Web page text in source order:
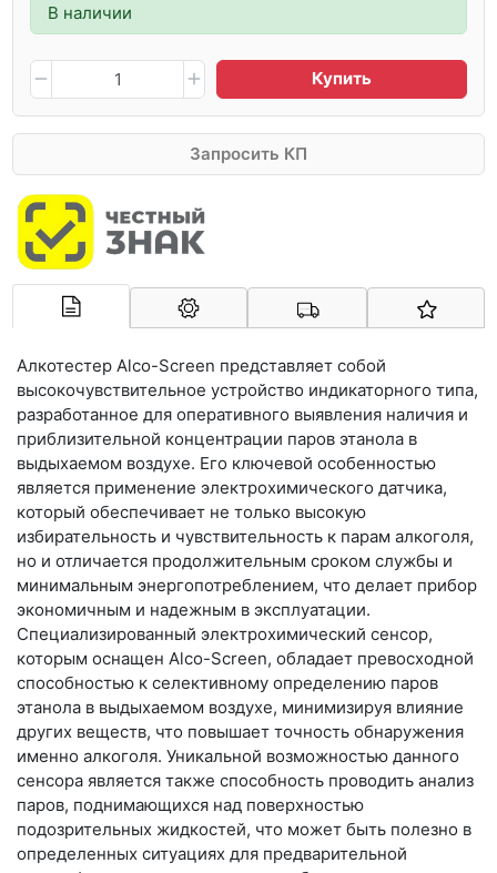
В наличии
Купить
Запросить КП
Арконт-Мед
Алкотестер Alсo-Screen представляет собой
высокочувствительное устройство индикаторного типа,
разработанное для оперативного выявления наличия и
приблизительной концентрации паров этанола в
выдыхаемом воздухе. Его ключевой особенностью
является применение электрохимического датчика,
который обеспечивает не только высокую
избирательность и чувствительность к парам алкоголя,
но и отличается продолжительным сроком службы и
минимальным энергопотреблением, что делает прибор
экономичным и надежным в эксплуатации.
Специализированный электрохимический сенсор,
которым оснащен Alco-Screen, обладает превосходной
способностью к селективному определению паров
этанола в выдыхаемом воздухе, минимизируя влияние
других веществ, что повышает точность обнаружения
именно алкоголя. Уникальной возможностью данного
сенсора является также способность проводить анализ
паров, поднимающихся над поверхностью
подозрительных жидкостей, что может быть полезно в
определенных ситуациях для предварительной